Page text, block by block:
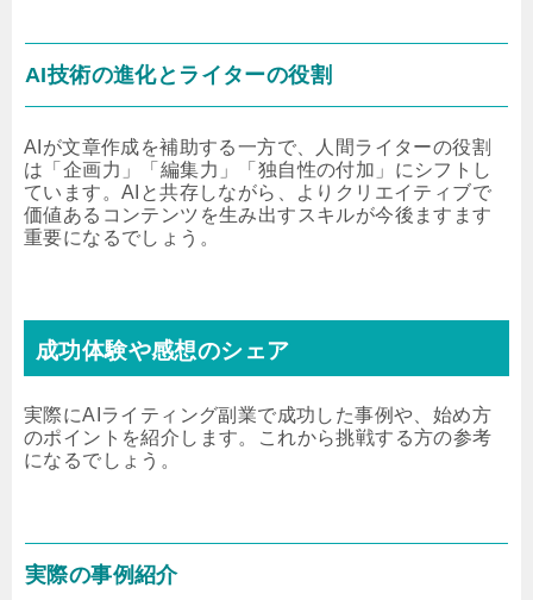
AI技術の進化とライターの役割
AIが文章作成を補助する一方で、人間ライターの役割
は「企画力」「編集力」「独自性の付加」にシフトし
ています。AIと共存しながら、よりクリエイティブで
価値あるコンテンツを生み出すスキルが今後ますます
重要になるでしょう。
成功体験や感想のシェア
実際にAIライティング副業で成功した事例や、始め方
のポイントを紹介します。これから挑戦する方の参考
になるでしょう。
実際の事例紹介